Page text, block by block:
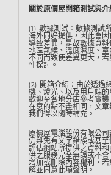
關於原價屋開箱測試與介
(1) 數據測試：數據測試
海外同好提供，因此會
導致差異，是故數據資
地區氣候、溫度濕度、
不同而致使差異更大，
性探討。
(2) 開箱介紹：由於透過
機、燈光、以及用戶端
歡迎至各地分店參考實
在意的點不盡相同，文
我們得以隨時補充。
原價屋電腦股份有限公
仍難免有文字錯誤或甚
評估網站所提供之資料
供之服務完全無誤或不會
增加或刪除內容權利，
解並同意此項聲明。